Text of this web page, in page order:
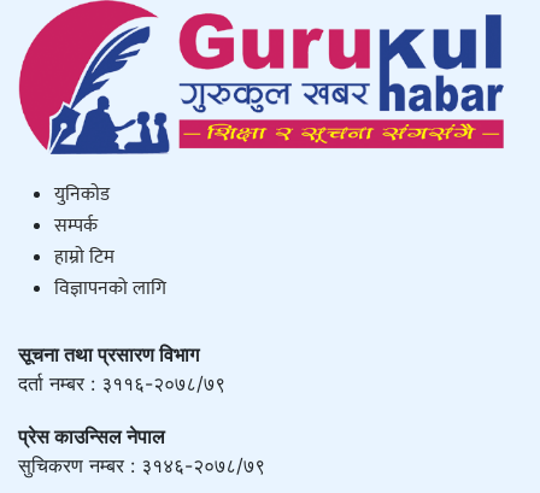
युनिकाेड
सम्पर्क
हाम्राे टिम
विज्ञापनको लागि
सूचना तथा प्रसारण विभाग
दर्ता नम्बर : ३११६-२०७८/७९
प्रेस काउन्सिल नेपाल
सुचिकरण नम्बर : ३१४६-२०७८/७९